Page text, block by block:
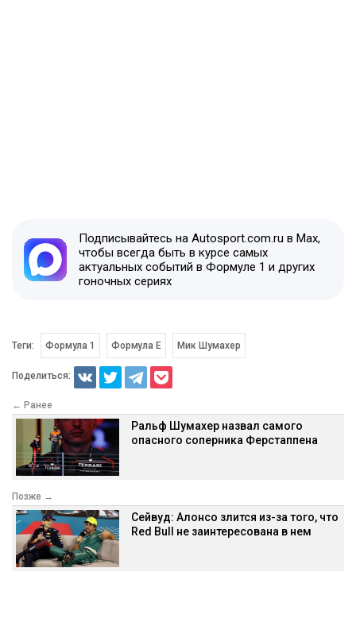
Подписывайтесь на Autosport.com.ru в Max,
чтобы всегда быть в курсе самых
актуальных событий в Формуле 1 и других
гоночных сериях
Теги: Формула 1 Формула E Мик Шумахер
Поделиться:
← Ранее
Ральф Шумахер назвал самого
опасного соперника Ферстаппена
Позже →
Сейвуд: Алонсо злится из-за того, что
Red Bull не заинтересована в нем